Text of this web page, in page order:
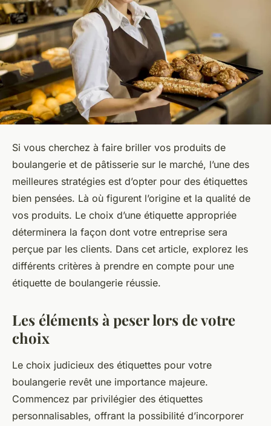
Si vous cherchez à faire briller vos produits de
boulangerie et de pâtisserie sur le marché, l’une des
meilleures stratégies est d’opter pour des étiquettes
bien pensées. Là où figurent l’origine et la qualité de
vos produits. Le choix d’une étiquette appropriée
déterminera la façon dont votre entreprise sera
perçue par les clients. Dans cet article, explorez les
différents critères à prendre en compte pour une
étiquette de boulangerie réussie.
Les éléments à peser lors de votre
choix
Le choix judicieux des étiquettes pour votre
boulangerie revêt une importance majeure.
Commencez par privilégier des étiquettes
personnalisables, offrant la possibilité d’incorporer